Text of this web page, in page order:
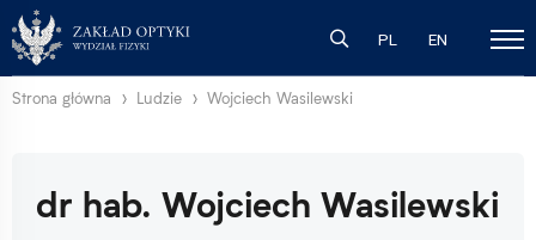
PL EN
Strona główna Ludzie Wojciech Wasilewski
dr hab. Wojciech Wasilewski